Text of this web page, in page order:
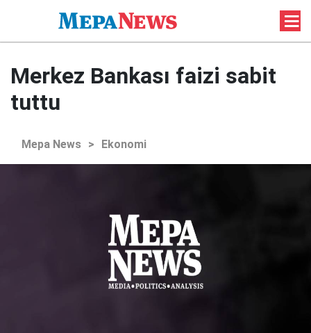
Merkez Bankası faizi sabit
tuttu
Mepa News > Ekonomi